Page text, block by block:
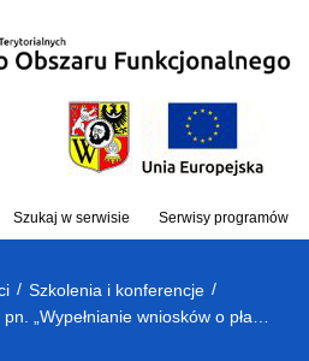
Szukaj w serwisie Serwisy programów
/ Szkolenia i konferencje /